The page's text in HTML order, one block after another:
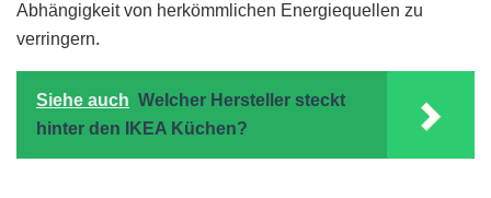
Abhängigkeit von herkömmlichen Energiequellen zu
verringern.
Siehe auch Welcher Hersteller steckt
hinter den IKEA Küchen?